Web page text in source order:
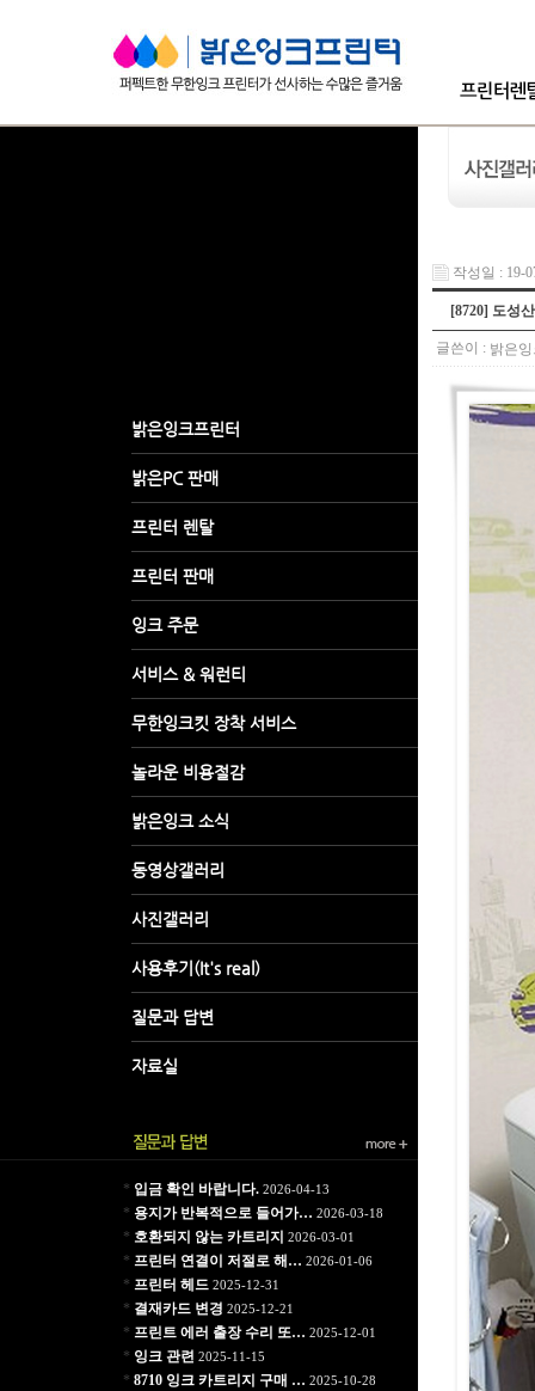
* 입금 확인 바랍니다.2026-04-13
* 용지가 반복적으로 들어가… 2026-03-18
* 호환되지 않는 카트리지 2026-03-01
* 프린터 연결이 저절로 해… 2026-01-06
* 프린터 헤드 2025-12-31
* 결재카드 변경 2025-12-21
* 프린트 에러 출장 수리 또… 2025-12-01
* 잉크 관련 2025-11-15
* 8710 잉크 카트리지 구매 … 2025-10-28
작성일 : 19-
[8720] 도성
글쓴이 : 밝은